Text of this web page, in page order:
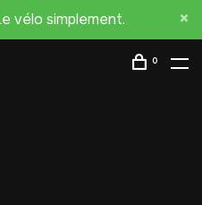
vélo simplement.
0